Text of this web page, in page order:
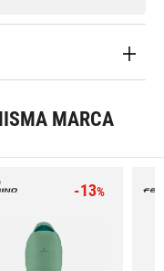
MARCA
-13%